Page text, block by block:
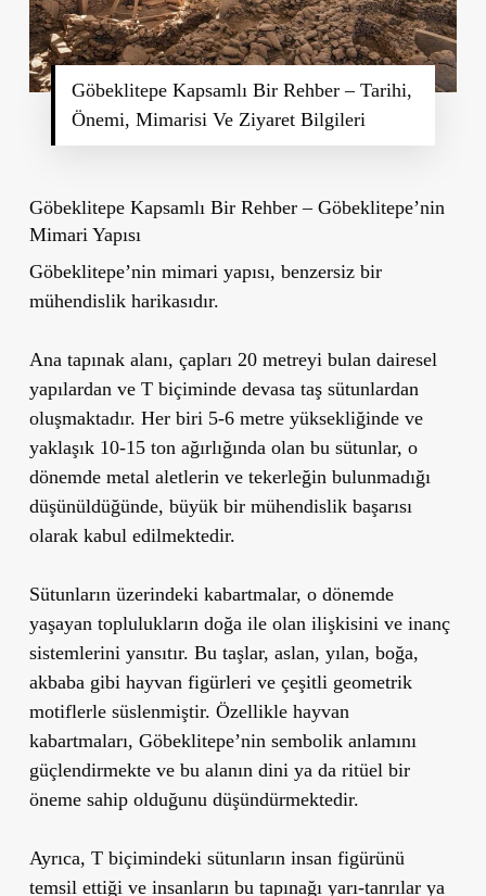
Göbeklitepe Kapsamlı Bir Rehber – Tarihi,
Önemi, Mimarisi Ve Ziyaret Bilgileri
Göbeklitepe Kapsamlı Bir Rehber – Göbeklitepe’nin
Mimari Yapısı
Göbeklitepe’nin mimari yapısı, benzersiz bir
mühendislik harikasıdır.
Ana tapınak alanı, çapları 20 metreyi bulan dairesel
yapılardan ve T biçiminde devasa taş sütunlardan
oluşmaktadır. Her biri 5-6 metre yüksekliğinde ve
yaklaşık 10-15 ton ağırlığında olan bu sütunlar, o
dönemde metal aletlerin ve tekerleğin bulunmadığı
düşünüldüğünde, büyük bir mühendislik başarısı
olarak kabul edilmektedir.
Sütunların üzerindeki kabartmalar, o dönemde
yaşayan toplulukların doğa ile olan ilişkisini ve inanç
sistemlerini yansıtır. Bu taşlar, aslan, yılan, boğa,
akbaba gibi hayvan figürleri ve çeşitli geometrik
motiflerle süslenmiştir. Özellikle hayvan
kabartmaları, Göbeklitepe’nin sembolik anlamını
güçlendirmekte ve bu alanın dini ya da ritüel bir
öneme sahip olduğunu düşündürmektedir.
Ayrıca, T biçimindeki sütunların insan figürünü
temsil ettiği ve insanların bu tapınağı yarı-tanrılar ya